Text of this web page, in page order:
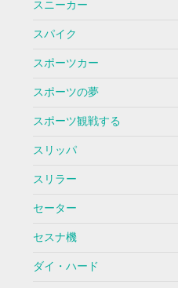
スニーカー
スパイク
スポーツカー
スポーツの夢
スポーツ観戦する
スリッパ
スリラー
セーター
セスナ機
ダイ・ハード